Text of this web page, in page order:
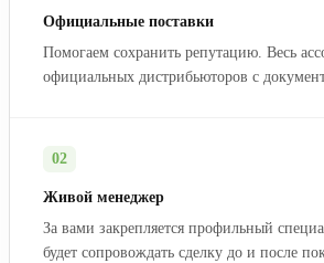
Официальные поставки
Помогаем сохранить репутацию. Весь
официальных дистрибьюторов с
02
Живой менеджер
За вами закрепляется профильный
будет сопровождать сделку до и после